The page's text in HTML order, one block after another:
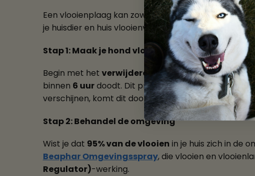
Een vlooienplaag kan zowel voor jou als je honderg
je huisdier en huis vlooienvrij te krijgen:
Stap 1: Maak je hond vlovrij
Begin met het verwijderen van de vlooiendie je
binnen 6 uurdoodt. Dit product kan veilig
verschijnen, komt dit doordat er nieuwe vlooien uit
Stap 2: Behandel de omgeving
Wist je dat 95% van de vlooien in je huis zich in de
Beaphar Omgevingsspray, die vlooien en
Regulator)-werking.